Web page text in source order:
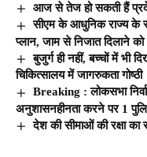
आज से तेज हो सकती हैं
सीएम के आधुनिक राज्य के
प्लान, जाम से निजात दिलाने को
बुजुर्ग ही नहीं, बच्चों में भी
चिकित्सालय में जागरुकता गोष्ठी
Breaking : लोकसभा
अनुशासनहीनता करने पर 1
देश की सीमाओं की रक्षा